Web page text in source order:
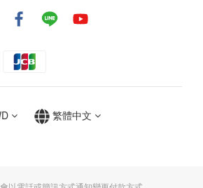
繁體中文